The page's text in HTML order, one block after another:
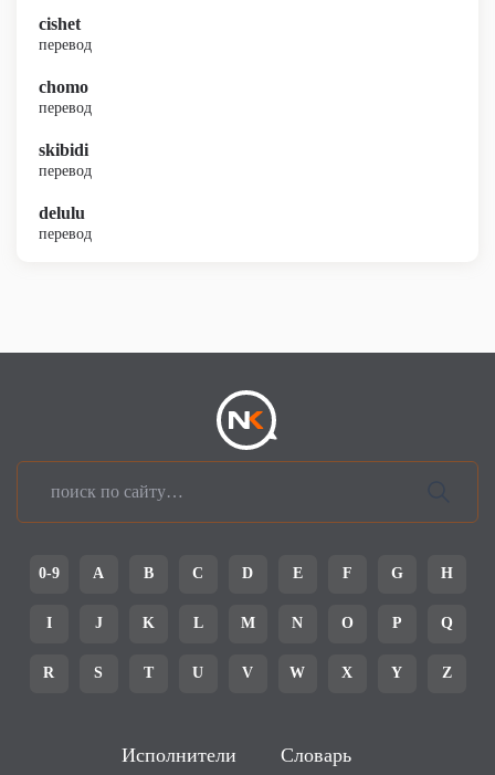
cishet
перевод
chomo
перевод
skibidi
перевод
delulu
перевод
0-9 A B C D E F G H
I J K L M N O P Q
R S T U V W X Y Z
Исполнители Словарь